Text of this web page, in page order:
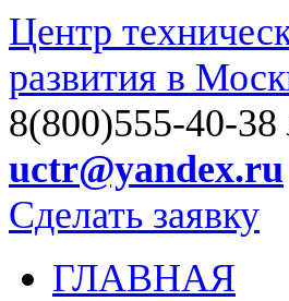
Центр
развития в
8(800)555-40-38
uctr@yandex.ru
Сделать заявку
ГЛАВНАЯ